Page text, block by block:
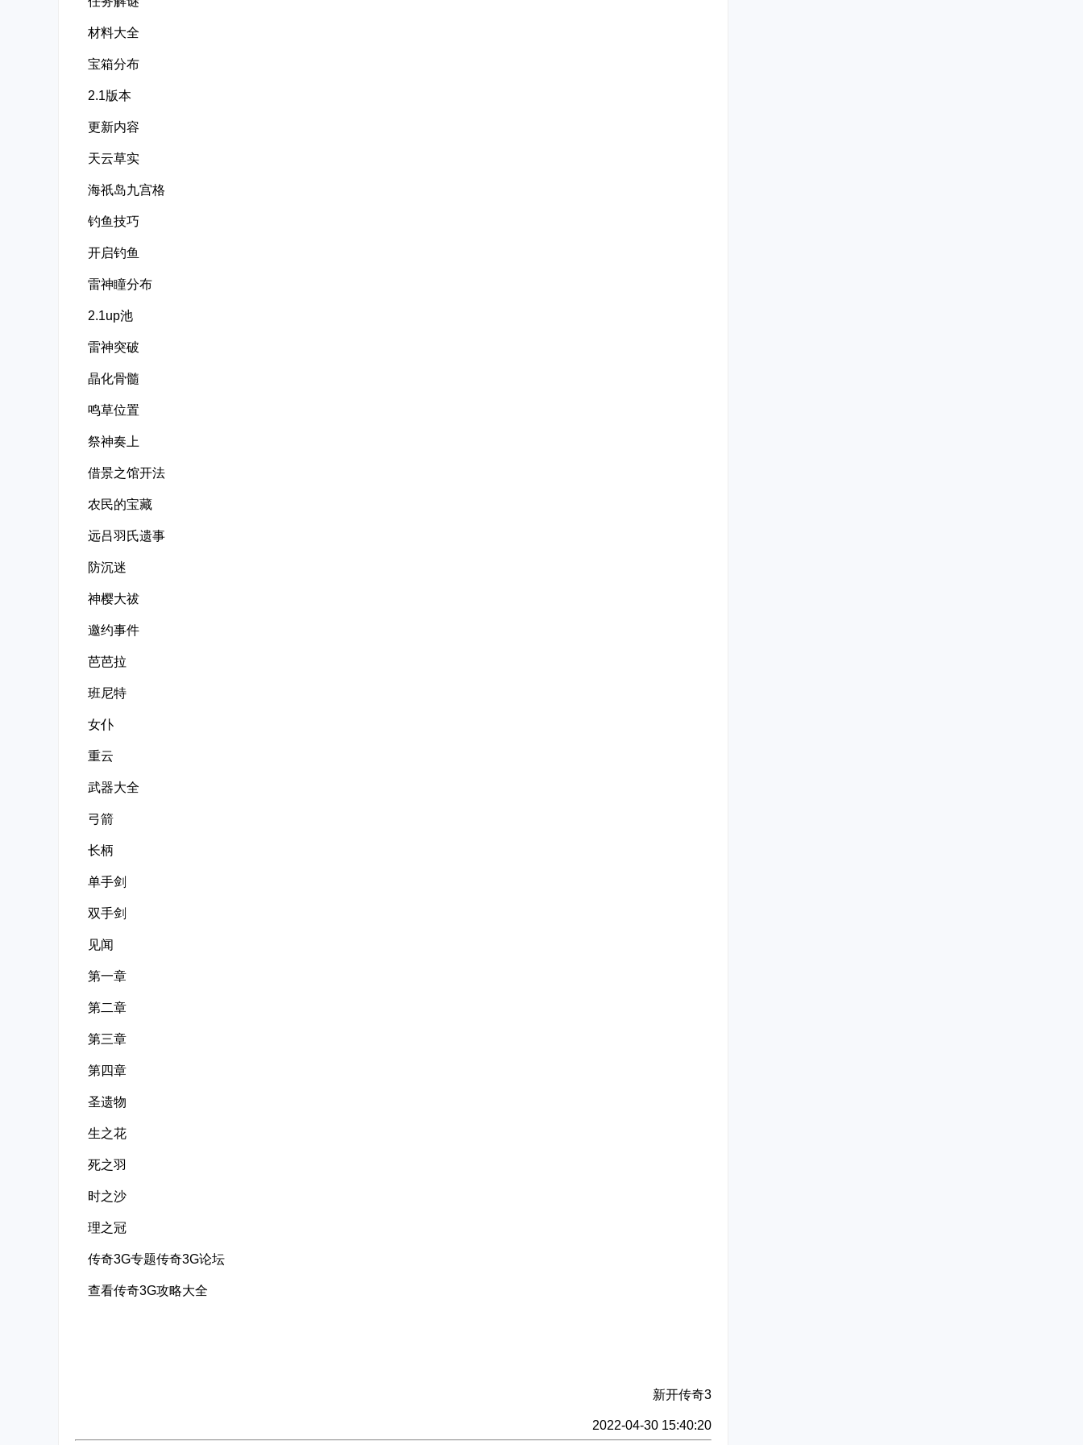
材料大全
宝箱分布
2.1版本
更新内容
天云草实
海祇岛九宫格
钓鱼技巧
开启钓鱼
雷神瞳分布
2.1up池
雷神突破
晶化骨髓
鸣草位置
祭神奏上
借景之馆开法
农民的宝藏
远吕羽氏遗事
防沉迷
神樱大祓
邀约事件
芭芭拉
班尼特
女仆
重云
武器大全
弓箭
长柄
单手剑
双手剑
见闻
第一章
第二章
第三章
第四章
圣遗物
生之花
死之羽
时之沙
理之冠
传奇3G专题传奇3G论坛
查看传奇3G攻略大全
新开传奇3
2022-04-30 15:40:20